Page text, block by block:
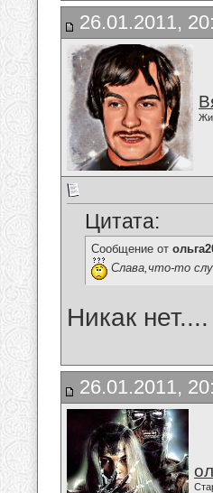
26.01.2011,
Цитата:
Сообщение от
Слава,что-то
Никак нет....
26.01.2011,